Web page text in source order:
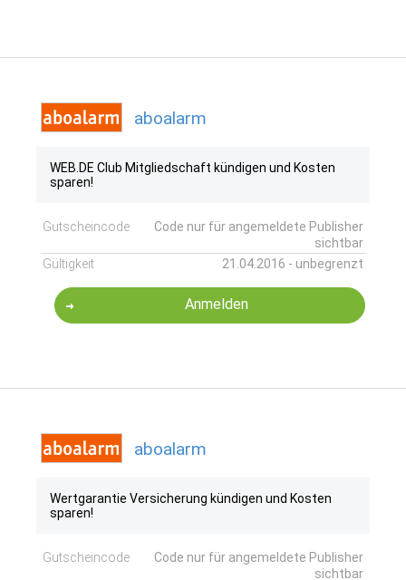
aboalarm
WEB.DE Club Mitgliedschaft kündigen und Kosten
sparen!
Gutscheincode
Code nur für angemeldete Publisher
sichtbar
Gültigkeit
21.04.2016 - unbegrenzt
Anmelden
aboalarm
Wertgarantie Versicherung kündigen und Kosten
sparen!
Gutscheincode
Code nur für angemeldete Publisher
sichtbar